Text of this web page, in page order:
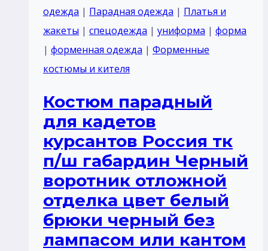
габардин
темный
синий
воротник
одежда | Парадная одежда | Платья и
жакеты | спецодежда | униформа | форма
| форменная одежда | Форменные
костюмы и кителя
Костюм парадный
для кадетов
курсантов Россия тк
п/ш габардин Черный
воротник отложной
отделка цвет белый
брюки черный без
лaмпасом или кантом